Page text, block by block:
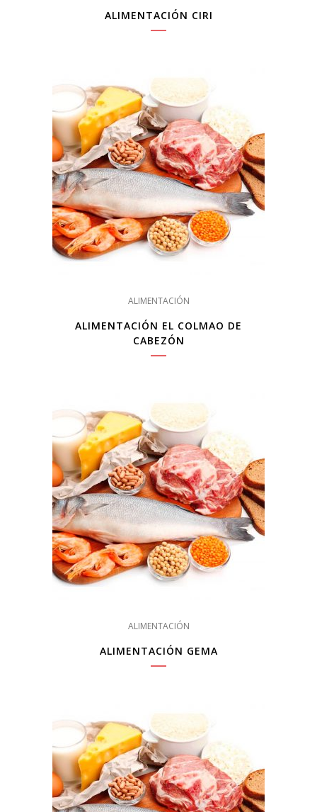
ALIMENTACIÓN CIRI
ALIMENTACIÓN
ALIMENTACIÓN EL COLMAO DE
CABEZÓN
ALIMENTACIÓN
ALIMENTACIÓN GEMA